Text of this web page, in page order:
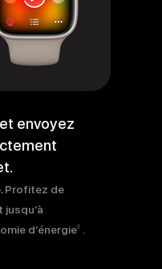
envoyez
Profitez de
jusqu’à
d’énergie◊